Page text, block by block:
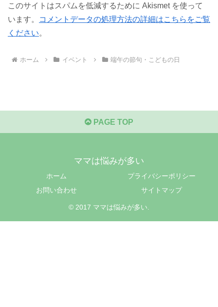
このサイトはスパムを低減するために Akismet を使って
います。
コメントデータの処理方法の詳細はこちらをご覧
ください。
ホーム イベント 端午の節句・こどもの日
PAGE TOP
ママは悩みが多い
ホーム
プライバシーポリシー
お問い合わせ
サイトマップ
© 2017 ママは悩みが多い.